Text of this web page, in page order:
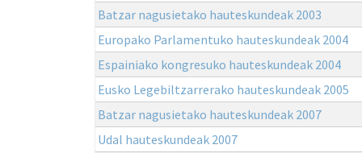
Batzar nagusietako hauteskundeak 2003
Europako Parlamentuko hauteskundeak 2004
Espainiako kongresuko hauteskundeak 2004
Eusko Legebiltzarrerako hauteskundeak 2005
Batzar nagusietako hauteskundeak 2007
Udal hauteskundeak 2007